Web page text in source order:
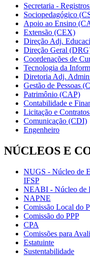
Secretaria -
Sociopedagógico
Apoio ao Ensino
Extensão (CEX)
Direção Adj.
Direção Geral
Coordenações de
Tecnologia da
Diretoria Adj.
Gestão de Pessoas
Patrimônio (CAP)
Contabilidade e
Licitação e
Comunicação (CDI)
Engenheiro
NÚCLEOS E
NUGS - Núcleo de
IFSP
NEABI - Núcleo de
NAPNE
Comissão Local do
Comissão do PPP
CPA
Comissões para
Estatuinte
Sustentabilidade